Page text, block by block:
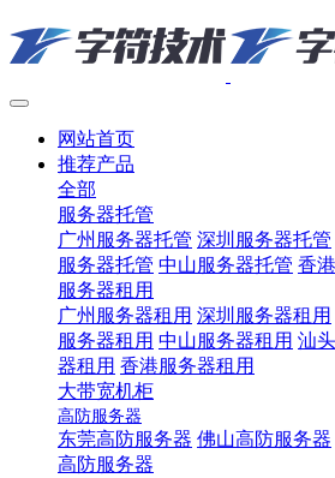
网站首页
推荐产品
全部
服务器托管
广州服务器托管 深圳服务器托管
服务器托管 中山服务器托管 香
服务器租用
广州服务器租用 深圳服务器租用
服务器租用 中山服务器租用 汕
器租用 香港服务器租用
大带宽机柜
高防服务器
东莞高防服务器 佛山高防服务器
高防服务器